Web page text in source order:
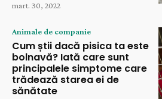
mart. 30, 2022
Animale de companie
Cum știi dacă pisica ta este
bolnavă? Iată care sunt
principalele simptome care
trădează starea ei de
sănătate